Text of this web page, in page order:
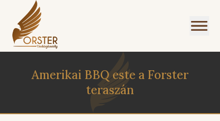
Amerikai BBQ este a Forster
teraszán